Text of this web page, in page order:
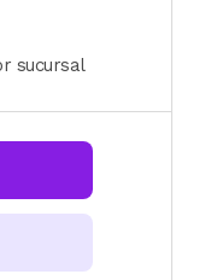
sucursal